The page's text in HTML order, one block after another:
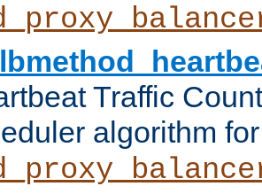
Traffic
algorithm for